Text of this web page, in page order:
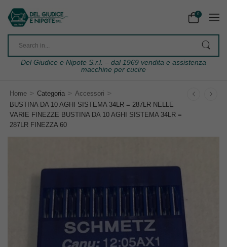
0
Del Giudice e Nipote S.r.l. – dal 1969 vendita e assistenza
macchine per cucire
Home > Categoria > Accessori >
BUSTINA DA 10 AGHI SISTEMA 34LR = 287LR NELLE
VARIE FINEZZE BUSTINA DA 10 AGHI SISTEMA 34LR =
287LR FINEZZA 60